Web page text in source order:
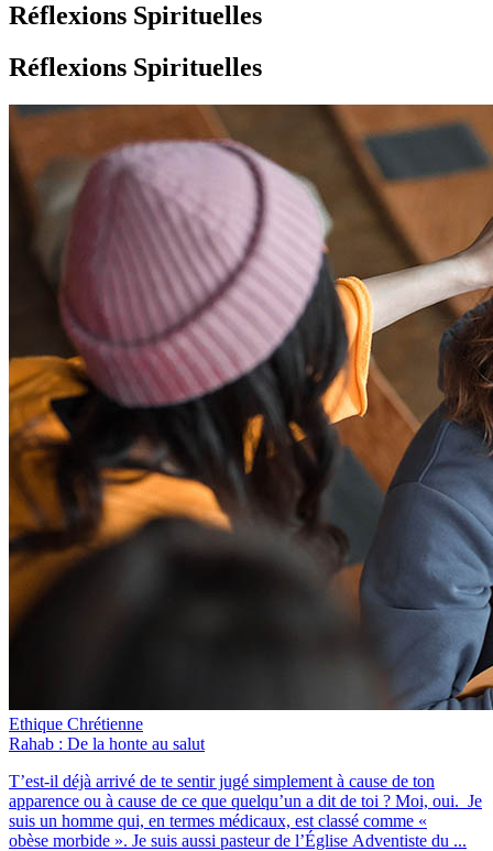
Réflexions Spirituelles
Réflexions Spirituelles
Ethique Chrétienne
Rahab : De la honte au salut
T’est-il déjà arrivé de te sentir jugé simplement à cause de ton
apparence ou à cause de ce que quelqu’un a dit de toi ? Moi, oui. Je
suis un homme qui, en termes médicaux, est classé comme «
obèse morbide ». Je suis aussi pasteur de l’Église Adventiste du ...